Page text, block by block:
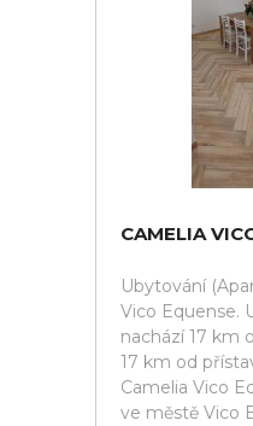
CAMELIA
Ubytování
Vico Equense.
nachází 17 km
17 km od
Camelia Vico
ve městě Vico